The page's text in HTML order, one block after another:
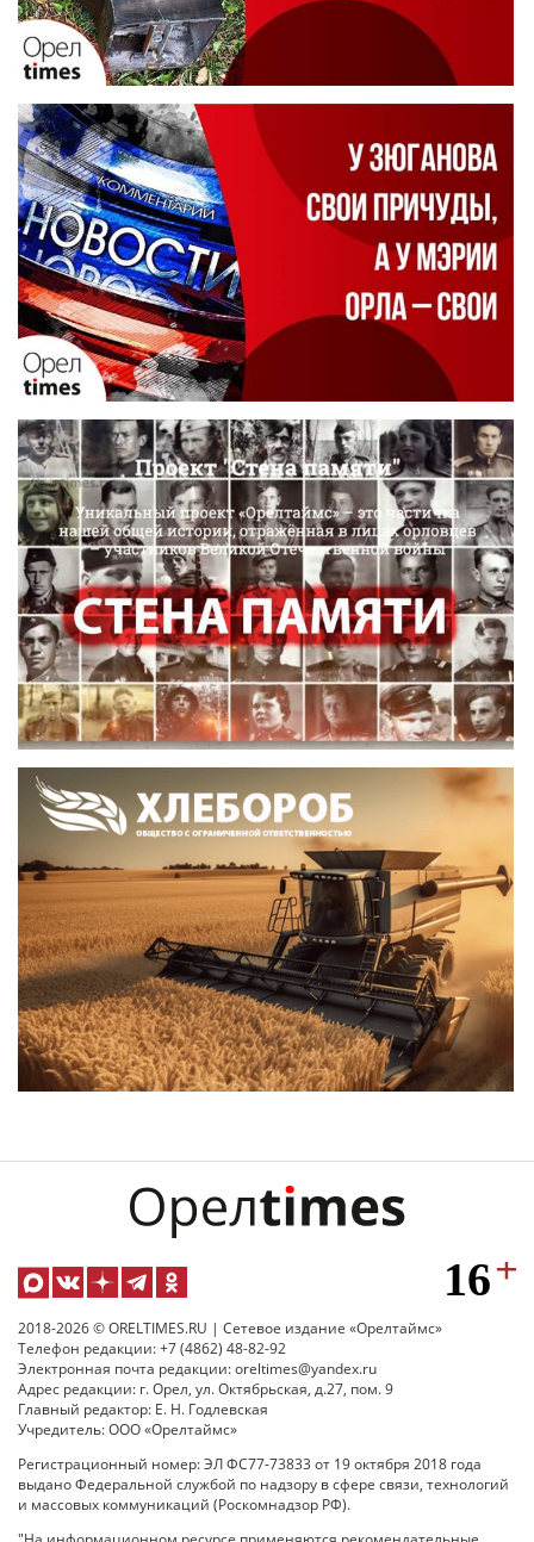
2018-2026 © ORELTIMES.RU | Сетевое издание «Орелтаймс»
Телефон редакции: +7 (4862) 48-82-92
Электронная почта редакции: oreltimes@yandex.ru
Адрес редакции: г. Орел, ул. Октябрьская, д.27, пом. 9
Главный редактор: Е. Н. Годлевская
Учредитель: ООО «Орелтаймс»
Регистрационный номер: ЭЛ ФС77-73833 от 19 октября 2018 года
выдано Федеральной службой по надзору в сфере связи, технологий
и массовых коммуникаций (Роскомнадзор РФ).